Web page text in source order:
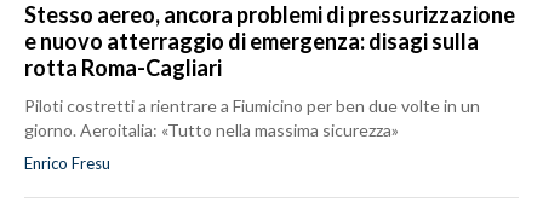
Stesso aereo, ancora problemi di pressurizzazione
e nuovo atterraggio di emergenza: disagi sulla
rotta Roma-Cagliari
Piloti costretti a rientrare a Fiumicino per ben due volte in un
giorno. Aeroitalia: «Tutto nella massima sicurezza»
Enrico Fresu